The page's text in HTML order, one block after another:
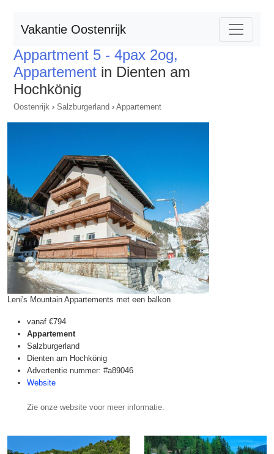
Vakantie Oostenrijk
Appartment 5 - 4pax 2og,
Appartement in Dienten am
Hochkönig
Oostenrijk › Salzburgerland › Appartement
Leni's Mountain Appartements met een balkon
vanaf €794
Appartement
Salzburgerland
Dienten am Hochkönig
Advertentie nummer: #a89046
Website
Zie onze website voor meer informatie.